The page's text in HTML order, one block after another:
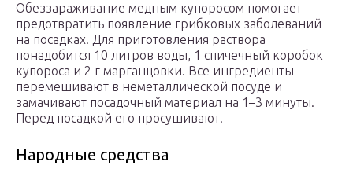
Обеззараживание медным купоросом помогает
предотвратить появление грибковых заболеваний
на посадках. Для приготовления раствора
понадобится 10 литров воды, 1 спичечный коробок
купороса и 2 г марганцовки. Все ингредиенты
перемешивают в неметаллической посуде и
замачивают посадочный материал на 1–3 минуты.
Перед посадкой его просушивают.
Народные средства